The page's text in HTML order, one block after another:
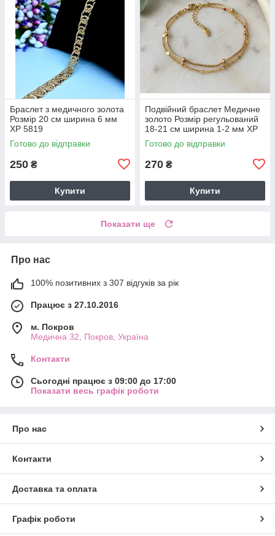
Браслет з медичного золота
Розмір 20 см ширина 6 мм
ХР 5819
Готово до відправки
250 ₴
Купити
Подвійний браслет Медичне
золото Розмір регульований
18-21 см ширина 1-2 мм ХР
5848
Готово до відправки
270 ₴
Купити
Показати ще
Про нас
100% позитивних з 307 відгуків за рік
Працює з 27.10.2016
м. Покров
Медична 32, Покров, Україна
Контакти
Сьогодні працює з 09:00 до 17:00
Показати весь графік роботи
Про нас
Контакти
Доставка та оплата
Графік роботи